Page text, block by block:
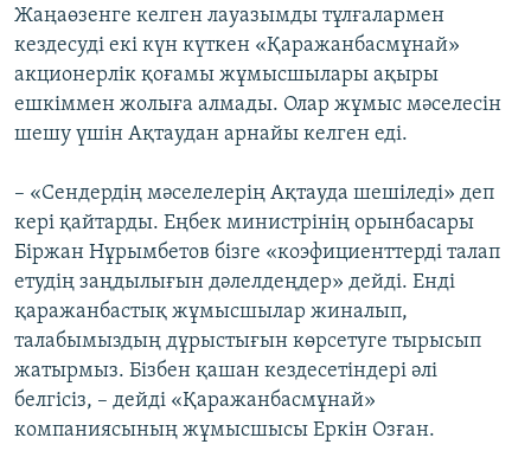
Жаңаөзенге келген лауазымды тұлғалармен
кездесуді екі күн күткен «Қаражанбасмұнай»
акционерлік қоғамы жұмысшылары ақыры
ешкіммен жолыға алмады. Олар жұмыс мәселесін
шешу үшін Ақтаудан арнайы келген еді.
– «Сендердің мәселелерің Ақтауда шешіледі» деп
кері қайтарды. Еңбек министрінің орынбасары
Біржан Нұрымбетов бізге «коэфициенттерді талап
етудің заңдылығын дәлелдеңдер» дейді. Енді
қаражанбастық жұмысшылар жиналып,
талабымыздың дұрыстығын көрсетуге тырысып
жатырмыз. Бізбен қашан кездесетіндері әлі
белгісіз, – дейді «Қаражанбасмұнай»
компаниясының жұмысшысы Еркін Озған.